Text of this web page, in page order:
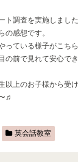
ト調査を実施しました
の感想です。
っている様子がこち
の前で見れて安心で
以上のお子様から受
♬
英会話教室